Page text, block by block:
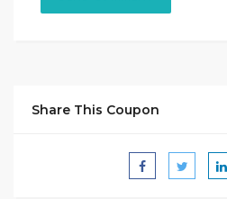
Share This Coupon